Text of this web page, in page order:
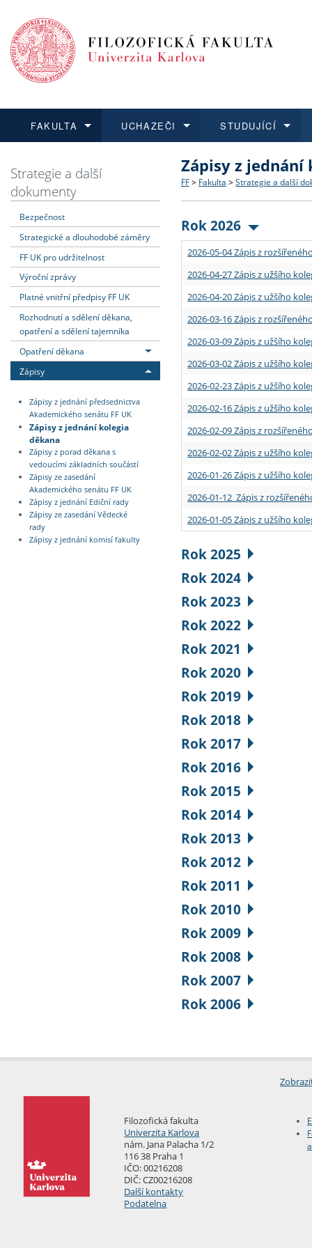
FAKULTA
Dozvědět se více
Struktura a historie
Strategie a další
Podpora a benefity pro
Absolventi fakulty
UCHAZEČI
Podat přihlášku
Co studovat a jak se
Učitelské studijní
Informace k průběhu
STUDUJÍCÍ
Dozvědět se více
Bakalářské a magisterské
Doktorské studium
Rigorózní řízení
Dozvědět se více
O vědě a výzkumu na FF
Akademické kvalifikace
Granty a projekty
Dozvědět se více
Aktuální nabídky a
Vyjíždějící studenti
Přijíždějící studenti
Vyjíždějící zaměstnanci
Strategie a další
dokumenty
Bezpečnost
Strategické a dlouhodobé záměry
FF UK pro udržitelnost
Výroční zprávy
Platné vnitřní předpisy FF UK
Rozhodnutí a sdělení děkana,
opatření a sdělení tajemníka
Opatření děkana
Zápisy
Zápisy z jednání předsednictva
Akademického senátu FF UK
Zápisy z jednání kolegia
děkana
Zápisy z porad děkana s
vedoucími základních součástí
Zápisy ze zasedání
Akademického senátu FF UK
Zápisy z jednání Ediční rady
Zápisy ze zasedání Vědecké
rady
Zápisy z jednání komisí fakulty
Zápisy z jednání
FF > Fakulta > Strategie a další
Rok 2026
2026-05-04 Zápis z
2026-04-27 Zápis z užšího
2026-04-20 Zápis z užšího
2026-03-16 Zápis z
2026-03-09 Zápis z užšího
2026-03-02 Zápis z užšího
2026-02-23 Zápis z užšího
2026-02-16 Zápis z užšího
2026-02-09 Zápis z
2026-02-02 Zápis z užšího
2026-01-26 Zápis z užšího
2026-01-12 Zápis z
2026-01-05 Zápis z užšího
Rok 2025
Rok 2024
Rok 2023
Rok 2022
Rok 2021
Rok 2020
Rok 2019
Rok 2018
Rok 2017
Rok 2016
Rok 2015
Rok 2014
Rok 2013
Rok 2012
Rok 2011
Rok 2010
Rok 2009
Rok 2008
Rok 2007
Rok 2006
Filozofická fakulta
Univerzita Karlova
nám. Jana Palacha 1/2
116 38 Praha 1
IČO: 00216208
DIČ: CZ00216208
Další kontakty
Podatelna